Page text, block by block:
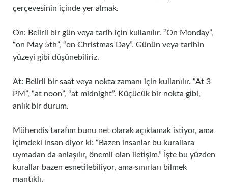
çerçevesinin içinde yer almak.
On: Belirli bir gün veya tarih için kullanılır. “On Monday”,
“on May 5th”, “on Christmas Day”. Günün veya tarihin
yüzeyi gibi düşünebiliriz.
At: Belirli bir saat veya nokta zamanı için kullanılır. “At 3
PM”, “at noon”, “at midnight”. Küçücük bir nokta gibi,
anlık bir durum.
Mühendis tarafım bunu net olarak açıklamak istiyor, ama
içimdeki insan diyor ki: “Bazen insanlar bu kurallara
uymadan da anlaşılır, önemli olan iletişim.” İşte bu yüzden
kurallar bazen esnetilebiliyor, ama sınırları bilmek
mantıklı.